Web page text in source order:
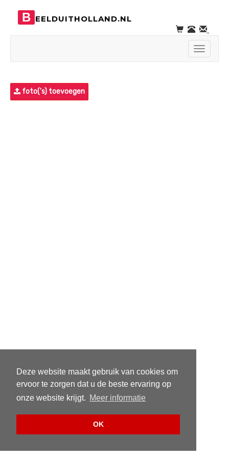
Deze website maakt gebruik van cookies om
ervoor te zorgen dat u de beste ervaring op
onze website krijgt. Meer informatie
OK
B EELDUITHOLLAND.NL
Toggle
foto('s) toevoegen